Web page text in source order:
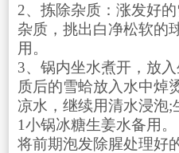
2、拣除杂质：涨发好
杂质，挑出白净松软的
用。
3、锅内坐水煮开，放
质后的雪蛤放入水中焯
凉水，继续用清水浸泡
1小锅冰糖生姜水备用。
将前期泡发除腥处理好